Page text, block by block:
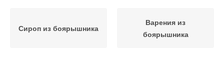
Сироп из боярышника
Варения из
боярышника